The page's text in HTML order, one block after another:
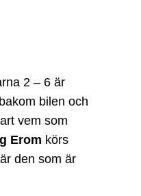
2 – 6 är
bilen och
vem som
Erom körs
den som är